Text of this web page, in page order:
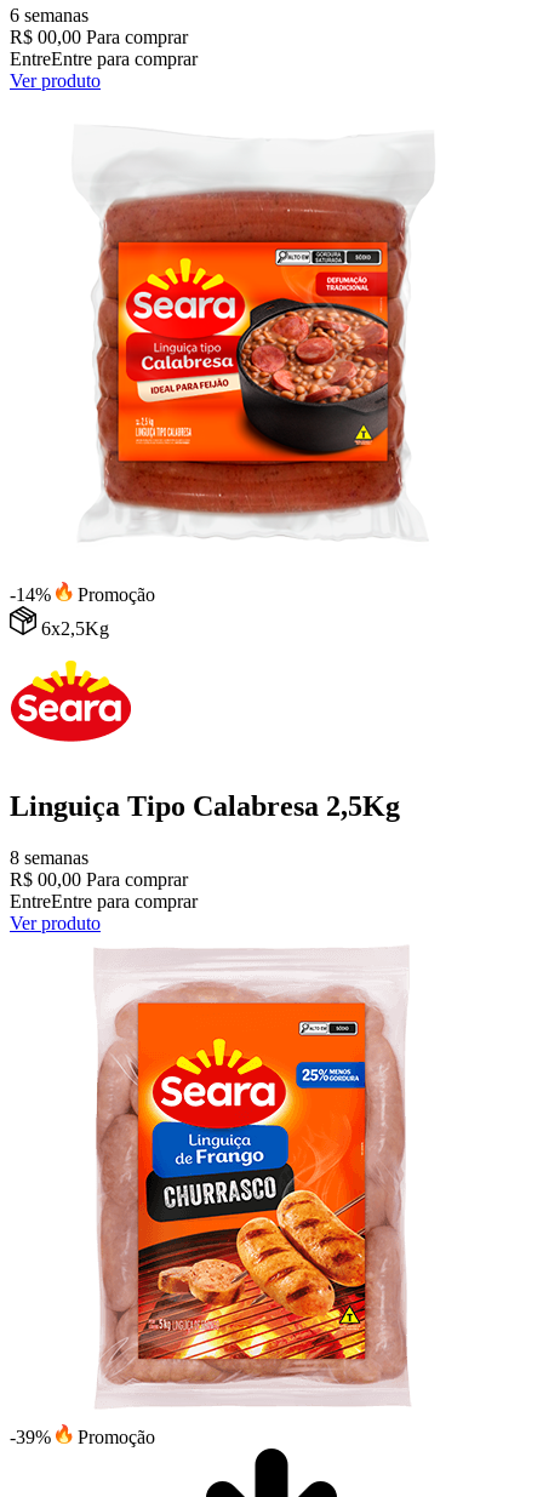
6 semanas
R$ 00,00 Para comprar
EntreEntre para comprar
Ver produto
-14%
Promoção
6x2,5Kg
Linguiça Tipo Calabresa 2,5Kg
8 semanas
R$ 00,00 Para comprar
EntreEntre para comprar
Ver produto
-39% Promoção